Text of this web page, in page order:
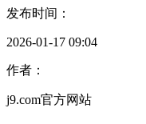
发布时间：
2026-01-17 09:04
作者：
j9.com官方网站